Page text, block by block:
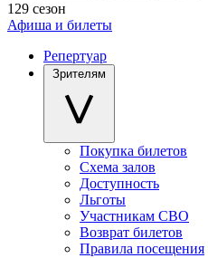
129 сезон
Афиша и билеты
Репертуар
Зрителям
Покупка билетов
Схема залов
Доступность
Льготы
Участникам СВО
Возврат билетов
Правила посещения